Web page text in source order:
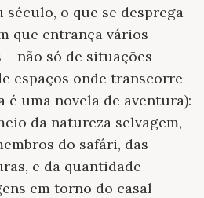
o que se desprega
que entrança vários
não só de situações
espaços onde transcorre
é uma novela de aventura):
da natureza selvagem,
do safári, das
e da quantidade
em torno do casal